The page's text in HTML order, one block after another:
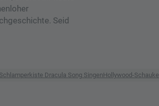
Seid
Dracula Song SingenHollywood-Schaukel